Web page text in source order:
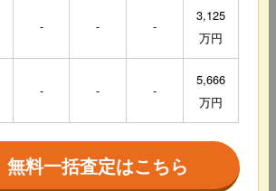
- - -
3,125
万円
- - -
5,666
万円
無料一括査定はこちら